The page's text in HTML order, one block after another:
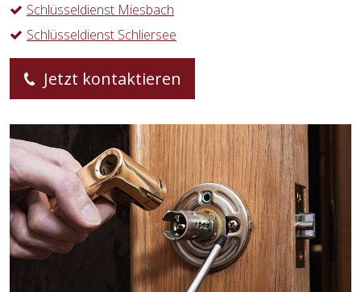
Schlüsseldienst Miesbach
Schlüsseldienst Schliersee
Jetzt kontaktieren